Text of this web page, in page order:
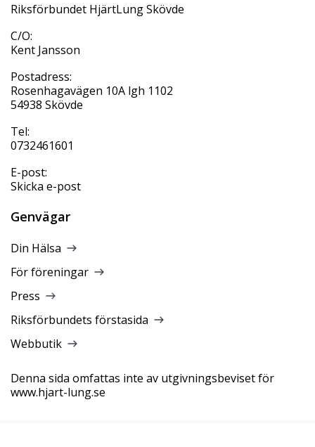
Riksförbundet HjärtLung Skövde
C/O:
Kent Jansson
Postadress:
Rosenhagavägen 10A lgh 1102
54938 Skövde
Tel:
0732461601
E-post:
Skicka e-post
Genvägar
Din Hälsa
För föreningar
Press
Riksförbundets förstasida
Webbutik
Denna sida omfattas inte av utgivningsbeviset för
www.hjart-lung.se